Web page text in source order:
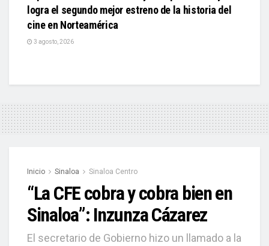
logra el segundo mejor estreno de la historia del
cine en Norteamérica
3 agosto, 2026
Inicio Sinaloa Sinaloa Centro
“La CFE cobra y cobra bien en
Sinaloa”: Inzunza Cázarez
El secretario de Gobierno hizo un llamado a la